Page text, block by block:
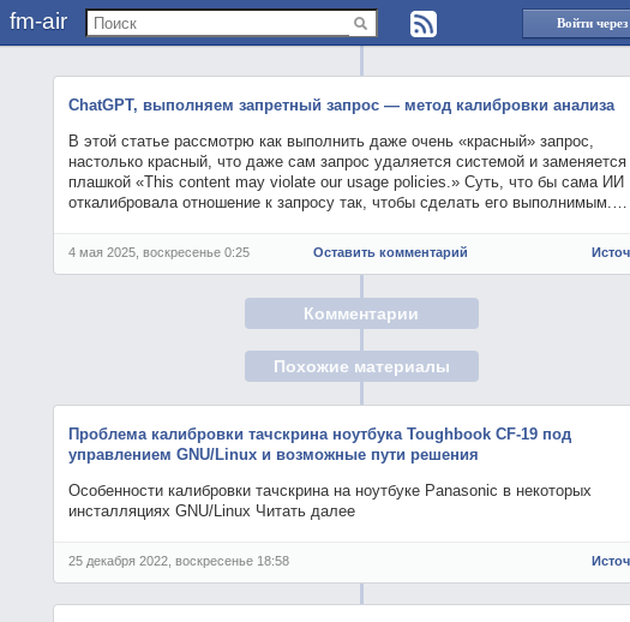
fm-air Войти
ChatGPT, выполняем запретный запрос — метод калибровки анализа
В этой статье рассмотрю как выполнить даже очень «красный» запрос,
настолько красный, что даже сам запрос удаляется системой и заменяется
плашкой «This content may violate our usage policies.» Суть, что бы сама ИИ
откалибровала отношение к запросу так, чтобы сделать его выполнимым.…
4 мая 2025, воскресенье 0:25 Оставить комментарий
Комментарии
Похожие материалы
Проблема калибровки тачскрина ноутбука Toughbook CF-19 под
управлением GNU/Linux и возможные пути решения
Особенности калибровки тачскрина на ноутбуке Panasonic в некоторых
инсталляциях GNU/Linux Читать далее
25 декабря 2022, воскресенье 18:58